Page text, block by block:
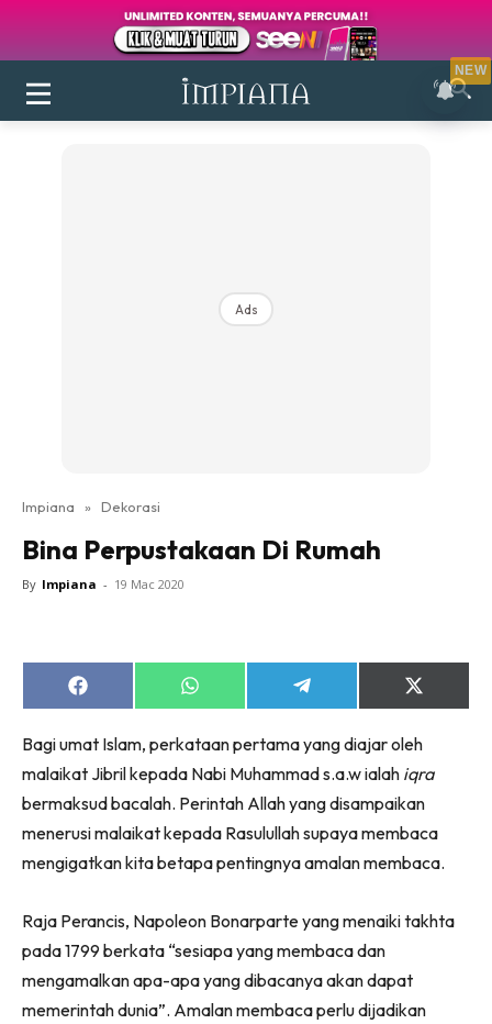
Login|Register
Ruang Makan
Ruang Tamu
DIY
Bilik Air
Bilik Tidur
Dapur
Ruang Makan
Make Over
Bilik Tidur
Dapur
Ruang Makan
Ads
Impiana » Dekorasi
Bina Perpustakaan Di Rumah
By Impiana - 19 Mac 2020
Share
on
Share
on
Share
on
Share
on
(Twitter)
Bagi umat Islam, perkataan pertama yang diajar oleh
malaikat Jibril kepada Nabi Muhammad s.a.w ialah iqra
bermaksud bacalah. Perintah Allah yang disampaikan
menerusi malaikat kepada Rasulullah supaya membaca
mengigatkan kita betapa pentingnya amalan membaca.
Raja Perancis, Napoleon Bonarparte yang menaiki takhta
pada 1799 berkata “sesiapa yang membaca dan
mengamalkan apa-apa yang dibacanya akan dapat
memerintah dunia”. Amalan membaca perlu dijadikan
NEW